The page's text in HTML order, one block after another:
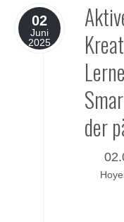
02
Juni
2025
der